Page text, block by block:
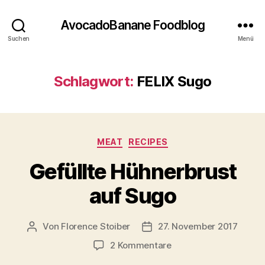
Suchen
AvocadoBanane Foodblog
Menü
Schlagwort: FELIX Sugo
Kategorien
MEAT RECIPES
Gefüllte Hühnerbrust
auf Sugo
Beitragsautor
Von Florence Stoiber Veröffentlichungsdatum
27. November 2017
2 Kommentarezu